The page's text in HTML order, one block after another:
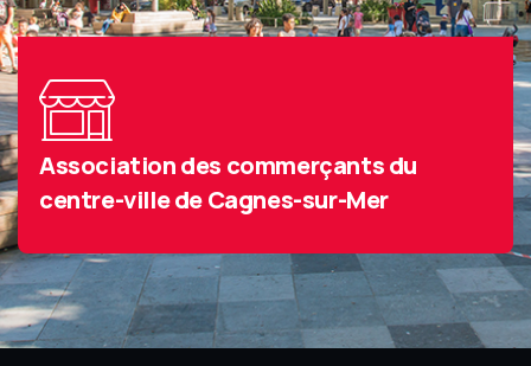
Association des commerçants du
centre-ville de Cagnes-sur-Mer